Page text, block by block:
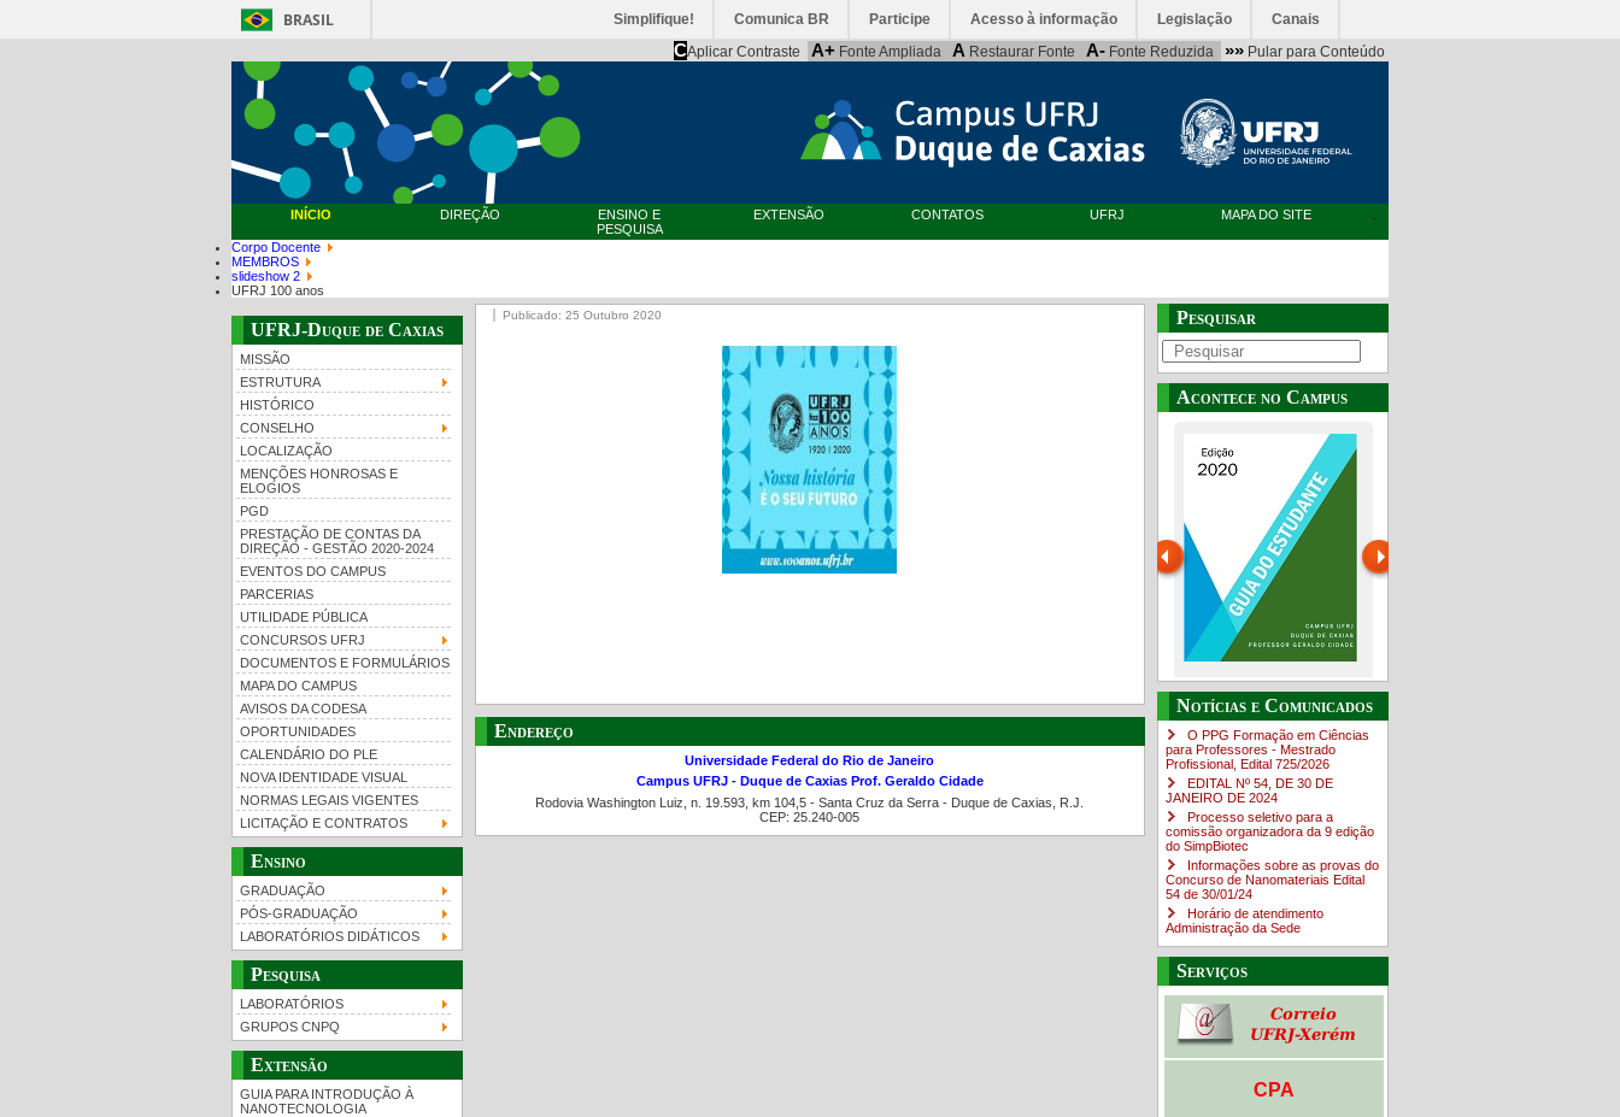
BRASIL Simplifique! Comunica BR Participe Acesso à informação Legislação Canais
CAplicar Contraste A+ Fonte Ampliada A Restaurar Fonte A- Fonte Reduzida »» Pular para Conteúdo
INÍCIO DIREÇÃO
ENSINO E
PESQUISA
EXTENSÃO CONTATOS UFRJ MAPA DO SITE
Corpo Docente
MEMBROS
slideshow 2
UFRJ 100 anos
UFRJ-Duque de Caxias
MISSÃO
ESTRUTURA
HISTÓRICO
CONSELHO
LOCALIZAÇÃO
MENÇÕES HONROSAS E
ELOGIOS
PGD
PRESTAÇÃO DE CONTAS DA
DIREÇÃO - GESTÃO 2020-2024
EVENTOS DO CAMPUS
PARCERIAS
UTILIDADE PÚBLICA
CONCURSOS UFRJ
DOCUMENTOS E FORMULÁRIOS
MAPA DO CAMPUS
AVISOS DA CODESA
OPORTUNIDADES
CALENDÁRIO DO PLE
NOVA IDENTIDADE VISUAL
NORMAS LEGAIS VIGENTES
LICITAÇÃO E CONTRATOS
Ensino
GRADUAÇÃO
PÓS-GRADUAÇÃO
LABORATÓRIOS DIDÁTICOS
Pesquisa
LABORATÓRIOS
GRUPOS CNPQ
Extensão
GUIA PARA INTRODUÇÃO À
NANOTECNOLOGIA
Publicado: 25 Outubro 2020
Endereço
Universidade Federal do Rio de Janeiro
Campus UFRJ - Duque de Caxias Prof. Geraldo Cidade
Rodovia Washington Luiz, n. 19.593, km 104,5 - Santa Cruz da Serra - Duque de Caxias, R.J.
CEP: 25.240-005
Pesquisar
Acontece no Campus
Guia do estudante
UFRJ 100 anos Notícias e Comunicados
O PPG Formação em Ciências
para Professores - Mestrado
Profissional, Edital ​725/202​6
EDITAL Nº 54, DE 30 DE
JANEIRO DE 2024
Processo seletivo para a
comissão organizadora da 9 edição
do SimpBiotec
Informações sobre as provas do
Concurso de Nanomateriais Edital
54 de 30/01/24
Horário de atendimento
Administração da Sede
Serviços
CPA